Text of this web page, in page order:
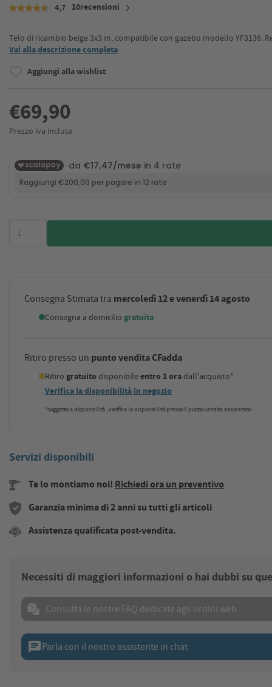
4,7 10recensioni
Telo di ricambio beige 3x3 m, compatibile con gazebo modello
Vai alla descrizione completa
Aggiungi alla wishlist
€69,90
Prezzo iva inclusa
Consegna Stimata tra mercoledì 12 e venerdì 14 agosto
Consegna a domicilio gratuita
Ritiro presso un punto vendita CFadda
Ritiro gratuito disponibileentro 1 oradall'acquisto*
Verifica la disponibilità in negozio
*soggetto a disponibilità , verifica la disponibilità presso il punto vendita desiderato
Servizi disponibili
Te lo montiamo noi! Richiedi ora un preventivo
Garanzia minima di 2 anni su tutti gli articoli
Assistenza qualificata post-vendita.
Necessiti di maggiori informazioni o hai dubbi su
Consulta le nostre FAQ dedicate agli ordini web
chatParla con il nostro assistente in chat